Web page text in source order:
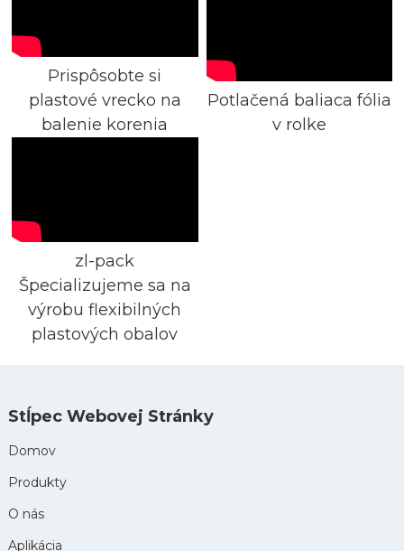
Prispôsobte si
plastové vrecko na
balenie korenia
Potlačená baliaca fólia
v rolke
zl-pack
Špecializujeme sa na
výrobu flexibilných
plastových obalov
Stĺpec Webovej Stránky
Domov
Produkty
O nás
Aplikácia